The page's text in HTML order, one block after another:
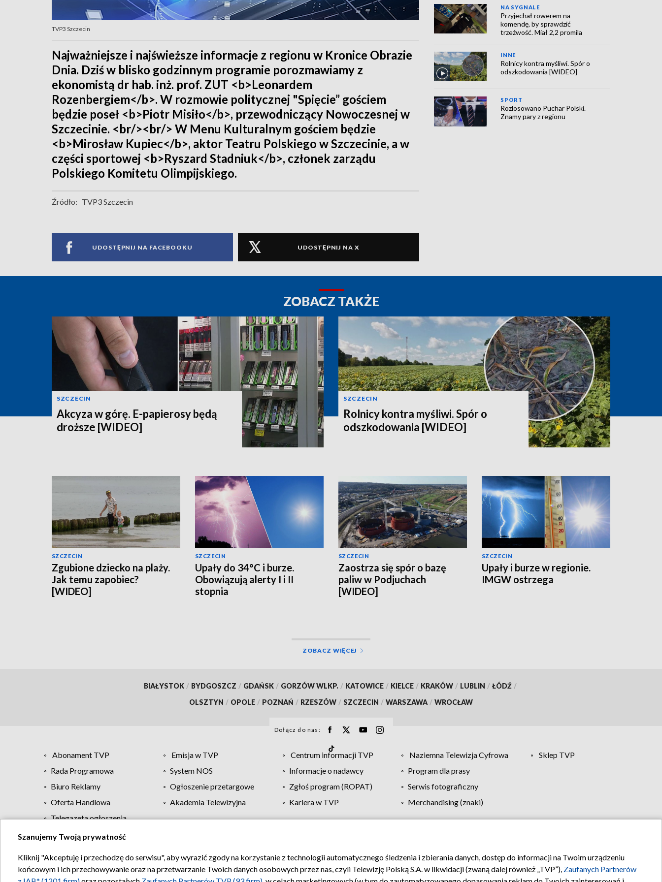
TVP3 Szczecin
Najważniejsze i najświeższe informacje z regionu w Kronice Obrazie
Dnia. Dziś w blisko godzinnym programie porozmawiamy z
ekonomistą dr hab. inż. prof. ZUT <b>Leonardem
Rozenbergiem</b>. W rozmowie politycznej "Spięcie” gościem
będzie poseł <b>Piotr Misiło</b>, przewodniczący Nowoczesnej w
Szczecinie. <br/><br/> W Menu Kulturalnym gościem będzie
<b>Mirosław Kupiec</b>, aktor Teatru Polskiego w Szczecinie, a w
części sportowej <b>Ryszard Stadniuk</b>, członek zarządu
Polskiego Komitetu Olimpijskiego.
Źródło: TVP3 Szczecin
UDOSTĘPNIJ NA FACEBOOKU UDOSTĘPNIJ NA X
NA SYGNALE
Przyjechał rowerem na
komendę, by sprawdzić
trzeźwość. Miał 2,2 promila
INNE
Rolnicy kontra myśliwi. Spór o
odszkodowania [WIDEO]
SPORT
Rozlosowano Puchar Polski.
Znamy pary z regionu
ZOBACZ TAKŻE
SZCZECIN
Akcyza w górę. E-papierosy będą
droższe [WIDEO]
SZCZECIN
Rolnicy kontra myśliwi. Spór o
odszkodowania [WIDEO]
SZCZECIN
Zgubione dziecko na plaży.
Jak temu zapobiec?
[WIDEO]
SZCZECIN
Upały do 34°C i burze.
Obowiązują alerty I i II
stopnia
SZCZECIN
Zaostrza się spór o bazę
paliw w Podjuchach
[WIDEO]
SZCZECIN
Upały i burze w regionie.
IMGW ostrzega
ZOBACZ WIĘCEJ
BIAŁYSTOK / BYDGOSZCZ / GDAŃSK / GORZÓW WLKP. / KATOWICE / KIELCE / KRAKÓW / LUBLIN / ŁÓDŹ /
OLSZTYN / OPOLE / POZNAŃ / RZESZÓW / SZCZECIN / WARSZAWA / WROCŁAW
Dołącz do nas:
Abonament TVP Emisja w TVP Centrum informacji TVP Naziemna Telewizja Cyfrowa
Sklep TVP
Rada Programowa
System NOS Informacje o nadawcy
Program dla prasy
Biuro Reklamy
Ogłoszenie przetargowe Zgłoś program (ROPAT)
Serwis fotograficzny
Oferta Handlowa
Akademia Telewizyjna Kariera w TVP
Merchandising (znaki)
Telegazeta ogłoszenia
Regulamin TVP Polityka prywatności Moje zgody Pomoc Biuro reklamy Kontakt
Szanujemy Twoją prywatność
Kliknij "Akceptuję i przechodzę do serwisu", aby wyrazić zgody na korzystanie z technologii automatycznego śledzenia i zbierania danych, dostęp do informacji na Twoim urządzeniu
końcowym i ich przechowywanie oraz na przetwarzanie Twoich danych osobowych przez nas, czyli Telewizję Polską S.A. w likwidacji (zwaną dalej również „TVP”), Zaufanych Partnerów